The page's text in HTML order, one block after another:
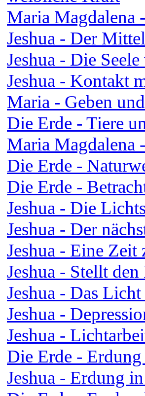
Maria Magdalena
Jeshua - Der
Jeshua - Die
Jeshua - Kontakt
Maria - Geben
Die Erde - Tiere
Maria Magdalena
Die Erde -
Die Erde -
Jeshua - Die
Jeshua - Der
Jeshua - Eine Zeit
Jeshua - Stellt
Jeshua - Das
Jeshua -
Jeshua -
Die Erde -
Jeshua - Erdung